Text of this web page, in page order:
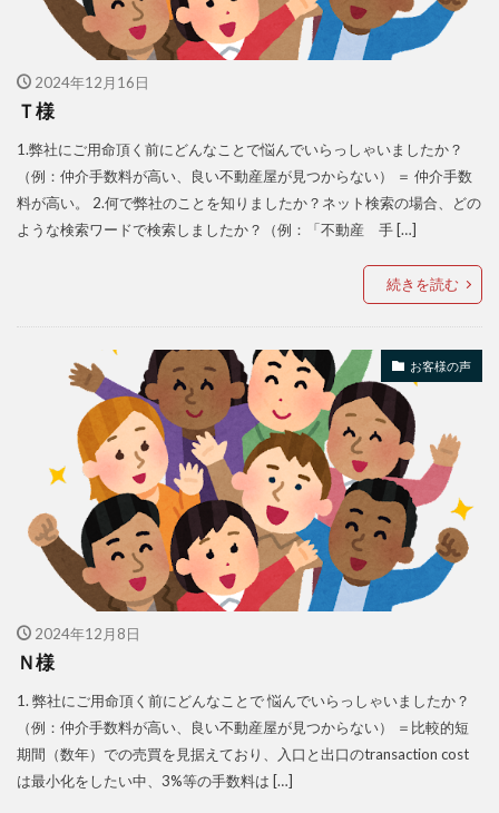
2024年12月16日
Ｔ様
1.弊社にご用命頂く前にどんなことで悩んでいらっしゃいましたか？
（例：仲介手数料が高い、良い不動産屋が見つからない） ＝ 仲介手数
料が高い。 2.何で弊社のことを知りましたか？ネット検索の場合、どの
ような検索ワードで検索しましたか？（例：「不動産 手 […]
続きを読む
お客様の声
2024年12月8日
Ｎ様
1. 弊社にご用命頂く前にどんなことで 悩んでいらっしゃいましたか？
（例：仲介手数料が高い、良い不動産屋が見つからない） ＝比較的短
期間（数年）での売買を見据えており、入口と出口のtransaction cost
は最小化をしたい中、3%等の手数料は […]